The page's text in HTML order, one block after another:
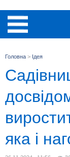
Головна > Ідея
яка і